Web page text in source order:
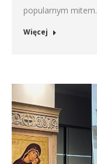
popularnym mitem.
Więcej